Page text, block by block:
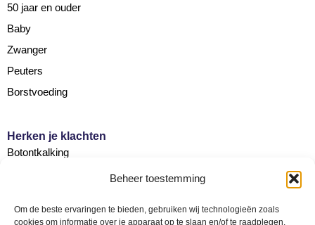
Beheer toestemming
Om de beste ervaringen te bieden, gebruiken wij technologieën zoals
cookies om informatie over je apparaat op te slaan en/of te raadplegen.
50 jaar en ouder
Baby
Zwanger
Peuters
Borstvoeding
Herken je klachten
Botontkalking
Haaruitval